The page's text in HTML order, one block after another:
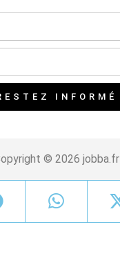
INFORMÉ
© 2026 jobba.fr